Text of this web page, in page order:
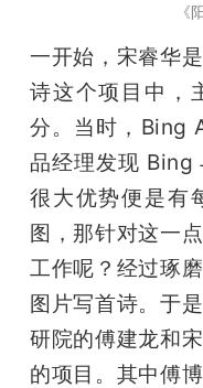
《
一开始，宋睿华
诗这个项目中，
分。当时，Bing
品经理发现 Bing
很大优势便是有
图，那针对这一
工作呢？经过琢
图片写首诗。于
研院的傅建龙和
的项目。其中傅